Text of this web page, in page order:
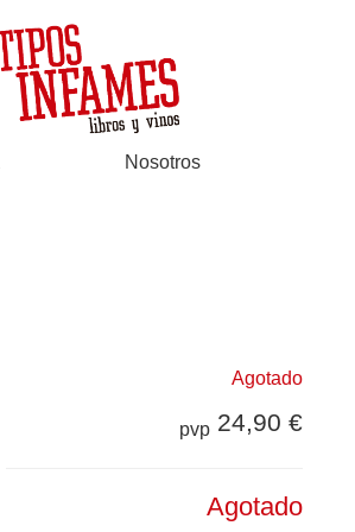
Nosotros
Agotado
pvp 24,90 €
Agotado